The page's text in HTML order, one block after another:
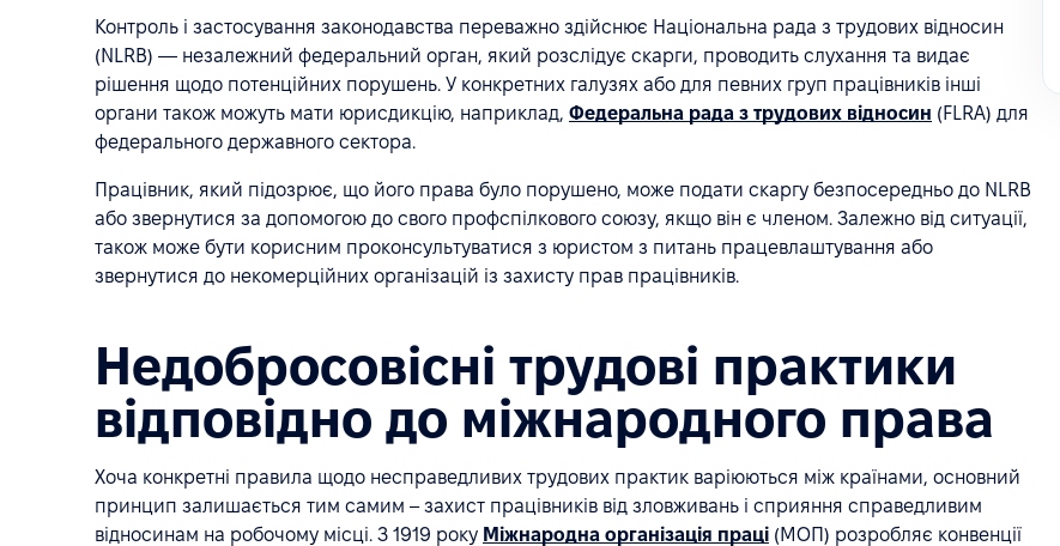
Контроль і застосування законодавства переважно здійснює Національна рада з трудових відносин
(NLRB) — незалежний федеральний орган, який розслідує скарги, проводить слухання та видає
рішення щодо потенційних порушень. У конкретних галузях або для певних груп працівників інші
органи також можуть мати юрисдикцію, наприклад, Федеральна рада з трудових відносин (FLRA) для
федерального державного сектора.
Працівник, який підозрює, що його права було порушено, може подати скаргу безпосередньо до NLRB
або звернутися за допомогою до свого профспілкового союзу, якщо він є членом. Залежно від ситуації,
також може бути корисним проконсультуватися з юристом з питань працевлаштування або
звернутися до некомерційних організацій із захисту прав працівників.
Недобросовісні трудові практики
відповідно до міжнародного права
Хоча конкретні правила щодо несправедливих трудових практик варіюються між країнами, основний
принцип залишається тим самим – захист працівників від зловживань і сприяння справедливим
відносинам на робочому місці. З 1919 року Міжнародна організація праці (МОП) розробляє конвенції